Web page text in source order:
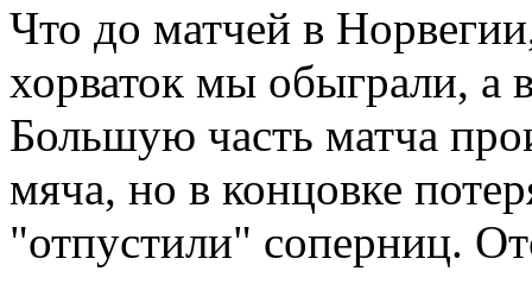
Что до матчей в
хорваток мы обыграли, а
Большую часть матча
мяча, но в концовке
"отпустили" соперниц.